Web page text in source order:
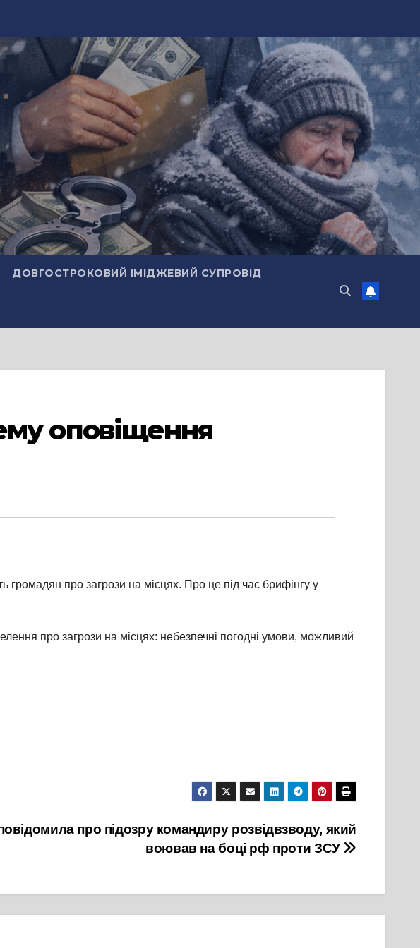
ДОВГОСТРОКОВИЙ ІМІДЖЕВИЙ СУПРОВІД
оповіщення
про загрози на місцях. Про це під час брифінгу у
про загрози на місцях: небезпечні погодні умови, можливий
про підозру командиру розвідвзводу, який
воював на боці рф проти ЗСУ